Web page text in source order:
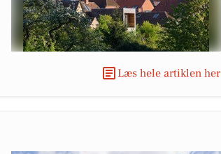
Læs hele artiklen her